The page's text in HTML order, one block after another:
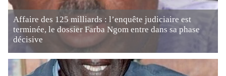
Affaire des 125 milliards : l’enquête judiciaire est
terminée, le dossier Farba Ngom entre dans sa phase
décisive